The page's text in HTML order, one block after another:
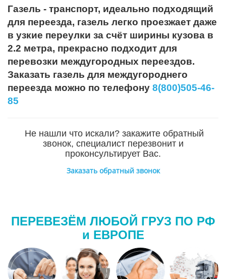
Газель - транспорт, идеально подходящий
для переезда, газель легко проезжает даже
в узкие переулки за счёт ширины кузова в
2.2 метра, прекрасно подходит для
перевозки междугородных переездов.
Заказать газель для междугороднего
переезда можно по телефону 8(800)505-46-
85
Не нашли что искали? закажите обратный
звонок, специалист перезвонит и
проконсультирует Вас.
Заказать обратный звонок
ПЕРЕВЕЗЁМ ЛЮБОЙ ГРУЗ ПО РФ
и ЕВРОПЕ